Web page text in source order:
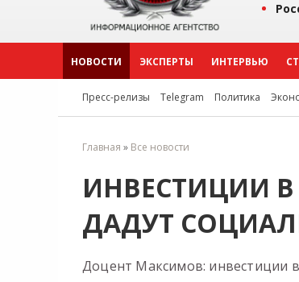
НОВОСТИ ЭКСПЕРТЫ ИНТЕРВЬЮ
Пресс-релизы Telegram Политика
Главная » Все новости
ИНВЕСТИЦИИ
ДАДУТ
Доцент Максимов: инвестиции